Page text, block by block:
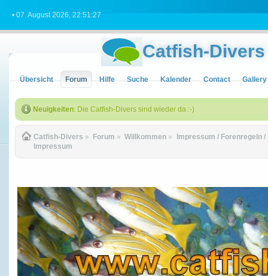
• 07. August 2026, 22:51:27
Catfish-Divers
Übersicht Forum Hilfe Suche Kalender Contact Gallery
Neuigkeiten: Die Catfish-Divers sind wieder da :-)
Catfish-Divers » Forum » Willkommen »
Impressum / Forenregeln
Impressum